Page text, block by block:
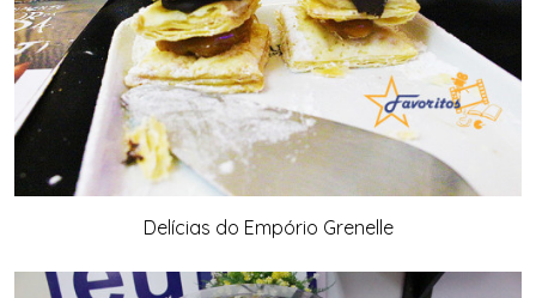
Delícias do Empório Grenelle